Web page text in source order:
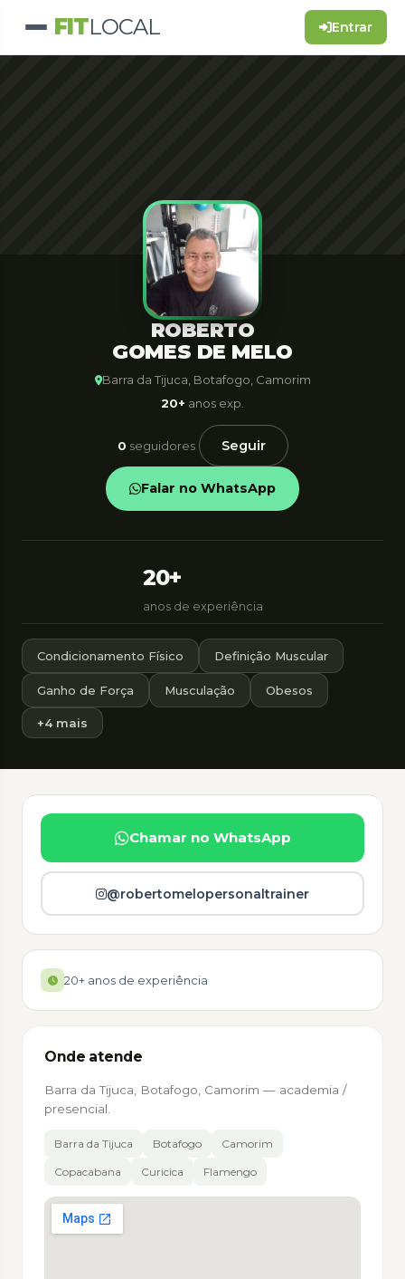
FITLOCAL Entrar
ROBERTO
GOMES DE MELO
Barra da Tijuca, Botafogo, Camorim
20+ anos exp.
0 seguidores Seguir
Falar no WhatsApp
20+
anos de experiência
Condicionamento Físico Definição Muscular
Ganho de Força Musculação Obesos
+4 mais
Chamar no WhatsApp
@robertomelopersonaltrainer
20+ anos de experiência
Onde atende
Barra da Tijuca, Botafogo, Camorim — academia /
presencial.
Barra da Tijuca Botafogo Camorim
Copacabana Curicica Flamengo